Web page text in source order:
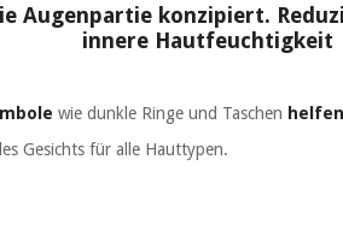
Augenpartie konzipiert.
innere Hautfeuchtigkeit
wie dunkle Ringe und Taschen
Gesichts für alle Hauttypen.